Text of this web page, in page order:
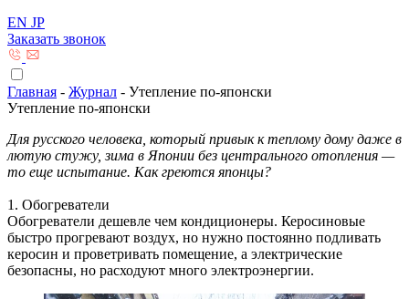
EN JP
Заказать звонок
Главная - Журнал - Утепление по-японски
Утепление по-японски
Для русского человека, который привык к теплому дому даже в
лютую стужу, зима в Японии без центрального отопления —
то еще испытание. Как греются японцы?
1. Обогреватели
Обогреватели дешевле чем кондиционеры. Керосиновые
быстро прогревают воздух, но нужно постоянно подливать
керосин и проветривать помещение, а электрические
безопасны, но расходуют много электроэнергии.